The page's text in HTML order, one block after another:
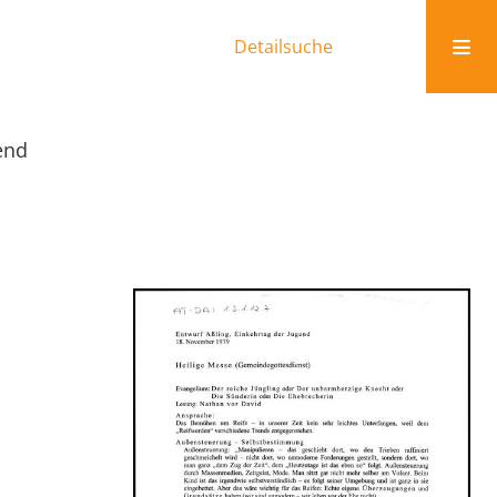
Detailsuche